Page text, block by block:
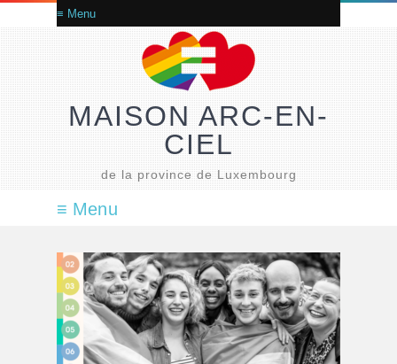
MAISON ARC-EN-
CIEL
de la province de Luxembourg